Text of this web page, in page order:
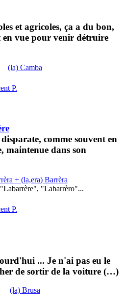
et agricoles, ça a du bon,
en vue pour venir détruire
(la) Camba
P.
comme souvent en
maintenue dans son
+ (la,era) Barrèra
"Labarrèro"...
P.
... Je n'ai pas eu le
de sortir de la voiture (…)
(la) Brusa